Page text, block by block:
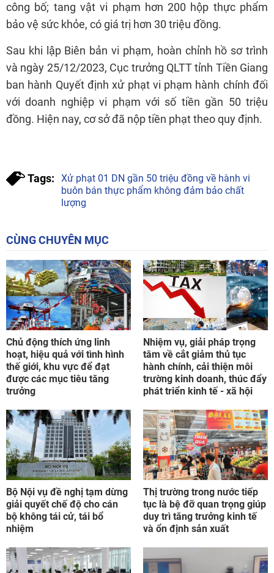
công bố; tang vật vi phạm hơn 200 hộp thực phẩm
bảo vệ sức khỏe, có giá trị hơn 30 triệu đồng.
Sau khi lập Biên bản vi phạm, hoàn chỉnh hồ sơ trình
và ngày 25/12/2023, Cục trưởng QLTT tỉnh Tiền Giang
ban hành Quyết định xử phạt vi phạm hành chính đối
với doanh nghiệp vi phạm với số tiền gần 50 triệu
đồng. Hiện nay, cơ sở đã nộp tiền phạt theo quy định.
Tags:
Xử phạt 01 DN gần 50 triệu đồng về hành vi
buôn bán thực phẩm không đảm bảo chất
lượng
CÙNG CHUYÊN MỤC
Chủ động thích ứng linh
hoạt, hiệu quả với tình hình
thế giới, khu vực để đạt
được các mục tiêu tăng
trưởng
Nhiệm vụ, giải pháp trọng
tâm về cắt giảm thủ tục
hành chính, cải thiện môi
trường kinh doanh, thúc đẩy
phát triển kinh tế - xã hội
Bộ Nội vụ đề nghị tạm dừng
giải quyết chế độ cho cán
bộ không tái cử, tái bổ
nhiệm
Thị trường trong nước tiếp
tục là bệ đỡ quan trọng giúp
duy trì tăng trưởng kinh tế
và ổn định sản xuất